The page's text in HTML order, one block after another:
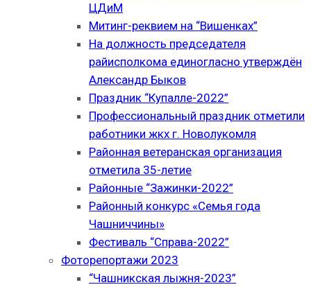
ЦДиМ
Митинг-реквием на “Вишенках”
На должность председателя
райисполкома единогласно утверждён
Александр Быков
Праздник “Купалле-2022”
Профессиональный праздник отметили
работники жкх г. Новолукомля
Районная ветеранская организация
отметила 35-летие
Районные “Зажинки-2022”
Районный конкурс «Семья года
Чашниччины»
Фестиваль “Справа-2022”
Фоторепортажи 2023
“Чашникская лыжня-2023”